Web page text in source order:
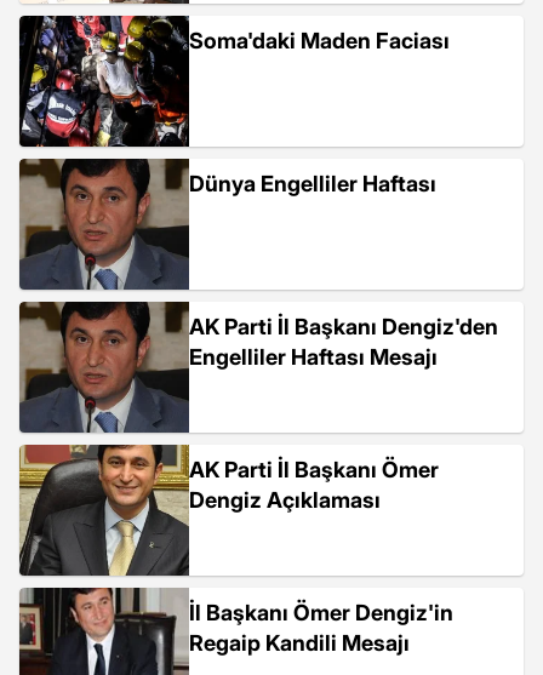
Soma'daki Maden Faciası
Dünya Engelliler Haftası
AK Parti İl Başkanı Dengiz'den
Engelliler Haftası Mesajı
AK Parti İl Başkanı Ömer
Dengiz Açıklaması
İl Başkanı Ömer Dengiz'in
Regaip Kandili Mesajı